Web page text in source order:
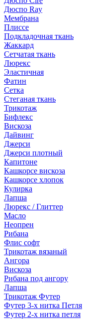
Дюспо Ray
Мембрана
Плиссе
Подкладочная ткань
Жаккард
Сетчатая ткань
Люрекс
Эластичная
Фатин
Сетка
Стеганая ткань
Трикотаж
Бифлекс
Вискоза
Дайвинг
Джерси
Джерси плотный
Капитоне
Кашкорсе вискоза
Кашкорсе хлопок
Кулирка
Лапша
Люрекс / Глиттер
Масло
Неопрен
Рибана
Флис софт
Трикотаж вязаный
Ангора
Вискоза
Рибана под ангору
Лапша
Трикотаж Футер
Футер 3-х нитка Петля
Футер 2-х нитка петля